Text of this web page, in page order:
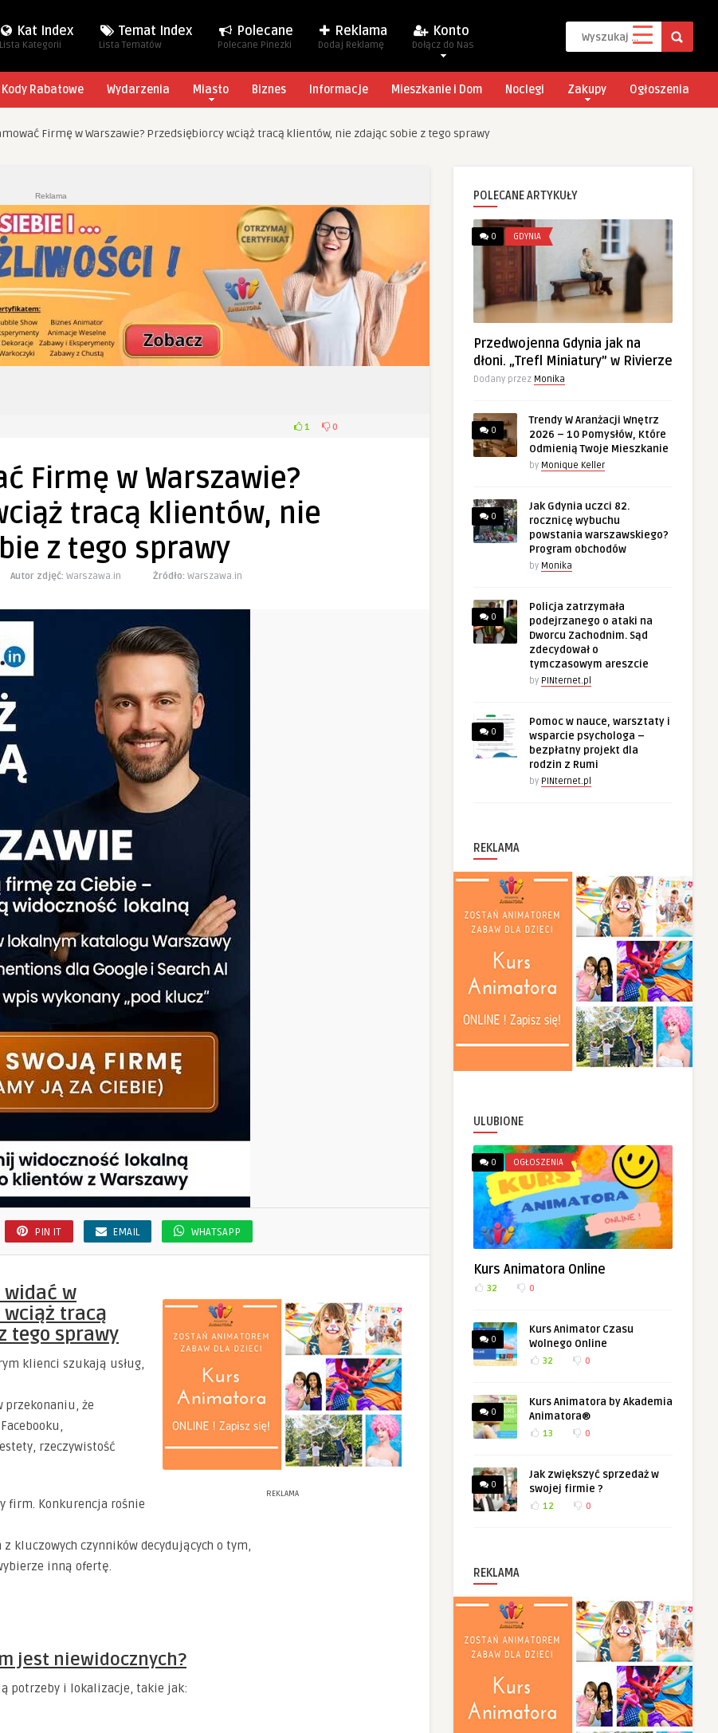
Kat Index
Lista Kategorii
Temat Index
Lista Tematów
Polecane
Polecane Pinezki
Reklama
Dodaj Reklamę
Konto
Dołącz do Nas
Kody Rabatowe Wydarzenia Miasto Biznes Informacje Mieszkanie i Dom Noclegi Zakupy Ogłoszenia
Firmę w Warszawie? Przedsiębiorcy wciąż tracą klientów, nie zdając sobie z tego sprawy
Reklama
1 0
Firmę w Warszawie?
tracą klientów, nie
z tego sprawy
Autor zdjęć: Warszawa.in Żródło: Warszawa.in
PIN IT EMAIL WHATSAPP
REKLAMA
widać w
tracą
tego sprawy
klienci szukają usług,
przekonaniu, że
rzeczywistość
firm. Konkurencja rośnie
kluczowych czynników decydujących o tym,
inną ofertę.
jest niewidocznych?
potrzeby i lokalizacje, takie jak:
POLECANE ARTYKUŁY
0 GDYNIA
Przedwojenna Gdynia jak na
dłoni. „Trefl Miniatury” w Rivierze
Dodany przez Monika
0
Trendy W Aranżacji Wnętrz
2026 – 10 Pomysłów, Które
Odmienią Twoje Mieszkanie
by Monique Keller
0
Jak Gdynia uczci 82.
rocznicę wybuchu
powstania warszawskiego?
Program obchodów
by Monika
0
Policja zatrzymała
podejrzanego o ataki na
Dworcu Zachodnim. Sąd
zdecydował o
tymczasowym areszcie
by PINternet.pl
0
Pomoc w nauce, warsztaty i
wsparcie psychologa –
bezpłatny projekt dla
rodzin z Rumi
by PINternet.pl
REKLAMA
ULUBIONE
0 OGŁOSZENIA
Kurs Animatora Online
32 0
0
Kurs Animator Czasu
Wolnego Online
32 0
0
Kurs Animatora by Akademia
Animatora®
13 0
0
Jak zwiększyć sprzedaż w
swojej firmie ?
12 0
REKLAMA